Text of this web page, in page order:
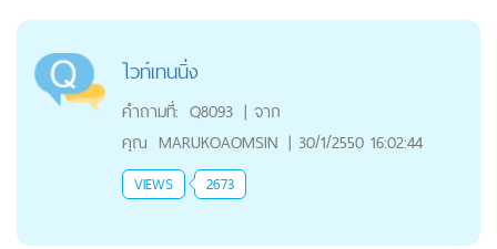
ไวท์เทนนิ่ง
คำถามที่: Q8093 | จาก
คุณ MARUKOAOMSIN | 30/1/2550 16:02:44
VIEWS 2673